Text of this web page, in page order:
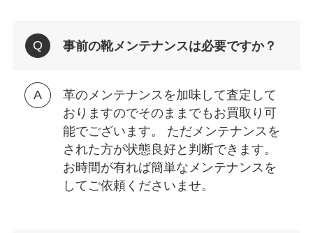
事前の靴メンテナンスは必要ですか？
革のメンテナンスを加味して査定して
おりますのでそのままでもお買取り可
能でございます。 ただメンテナンスを
された方が状態良好と判断できます。
お時間が有れば簡単なメンテナンスを
してご依頼くださいませ。